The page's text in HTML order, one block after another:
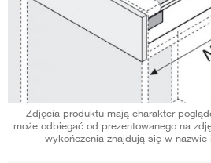
Zdjęcia produktu mają charakter
może odbiegać od prezentowanego na
wykończenia znajdują się w